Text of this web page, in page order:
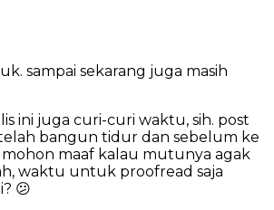
sampai sekarang juga masih
ini juga curi-curi waktu, sih. post
bangun tidur dan sebelum ke
maaf kalau mutunya agak
waktu untuk proofread saja
😕